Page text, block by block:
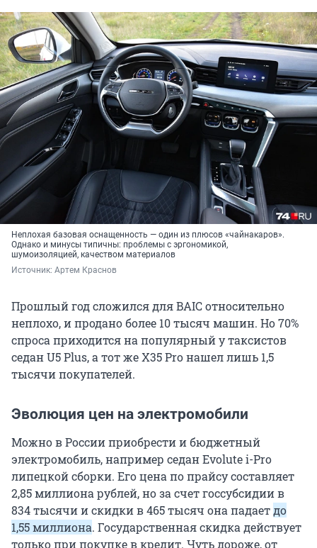
Неплохая базовая оснащенность — один из плюсов «чайнакаров».
Однако и минусы типичны: проблемы с эргономикой,
шумоизоляцией, качеством материалов
Источник: Артем Краснов
Прошлый год сложился для BAIC относительно
неплохо, и продано более 10 тысяч машин. Но 70%
спроса приходится на популярный у таксистов
седан U5 Plus, а тот же X35 Pro нашел лишь 1,5
тысячи покупателей.
Эволюция цен на электромобили
Можно в России приобрести и бюджетный
электромобиль, например седан Evolute i-Pro
липецкой сборки. Его цена по прайсу составляет
2,85 миллиона рублей, но за счет госсубсидии в
834 тысячи и скидки в 465 тысяч она падает до
1,55 миллиона. Государственная скидка действует
только при покупке в кредит. Чуть дороже, от